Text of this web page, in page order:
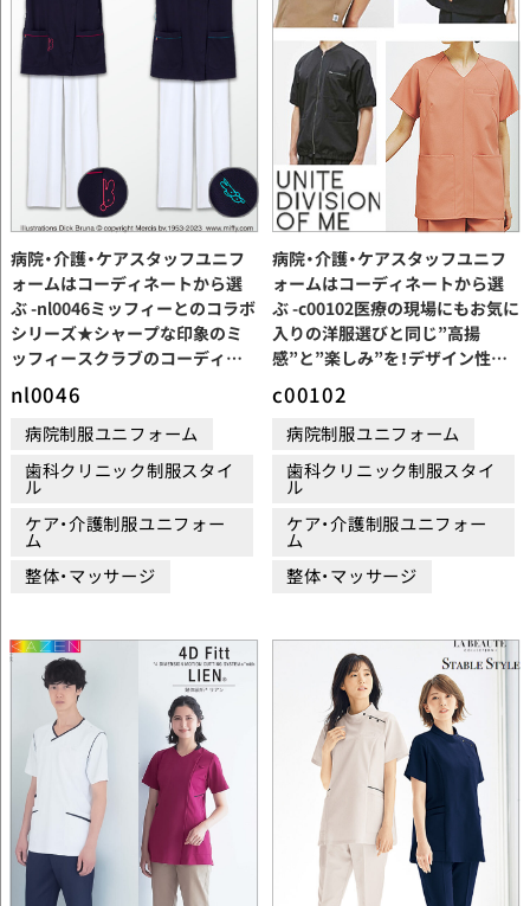
病院・介護・ケアスタッフユニフ
ォームはコーディネートから選
ぶ -nl0046ミッフィーとのコラボ
シリーズ★シャープな印象のミ
ッフィースクラブのコーディネ
ート
nl0046
病院制服ユニフォーム
歯科クリニック制服スタイ
ル
ケア・介護制服ユニフォー
ム
整体・マッサージ
病院・介護・ケアスタッフユニフ
ォームはコーディネートから選
ぶ -c00102医療の現場にもお気に
入りの洋服選びと同じ”高揚
感”と”楽しみ”を！デザイン性と
機能性を両立したスクラブ
c00102
病院制服ユニフォーム
歯科クリニック制服スタイ
ル
ケア・介護制服ユニフォー
ム
整体・マッサージ